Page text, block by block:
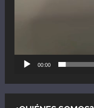
00:00